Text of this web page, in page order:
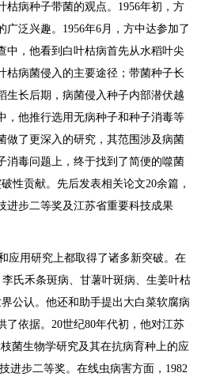
病种子带菌的观点。1956年初，方
泛兴趣。1956年6月，方中达参加了
中，他看到白叶枯病首先从水稻叶尖
枯病菌侵入的主要途径；带菌种子长
生长后期，病菌侵入种子内部潜伏越
，他推行选用无病种子和种子消毒等
做了更深入的研究，其范围涉及病菌
消毒问题上，终于找到了简便的噬菌
性贡献。先后发表相关论文20余篇，
进步二等奖及江苏省重要科技成果
应用研究上都取得了诸多新突破。在
氏禾条斑病、甘薯叶斑病、生姜叶枯
公认。他还和助手提出大白菜软腐病
依据。20世纪80年代初，他对江苏
菌生物学研究及其在抗病育种上的应
进步二等奖。在线虫病害方面，1982